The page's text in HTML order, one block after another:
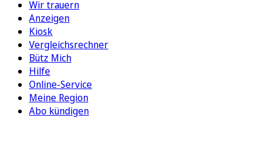
Wir trauern
Anzeigen
Kiosk
Vergleichsrechner
Bütz Mich
Hilfe
Online-Service
Meine Region
Abo kündigen